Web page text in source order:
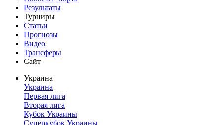
Результаты
Турниры
Статьи
Прогнозы
Видео
Трансферы
Сайт
Украина
Украина
Первая лига
Вторая лига
Кубок Украины
Суперкубок Украины